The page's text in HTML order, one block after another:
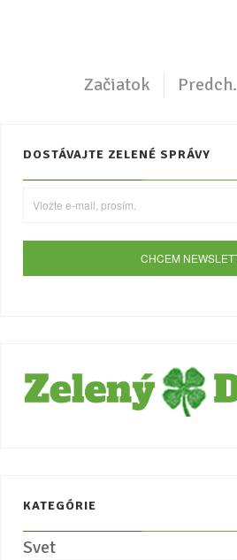
Začiatok Predch.
DOSTÁVAJTE ZELENÉ SPRÁVY
KATEGÓRIE
Svet